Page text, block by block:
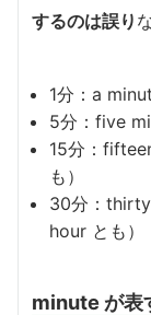
するのは誤り
1分：a
5分：five
15分：
も）
30分：
hour とも）
minute が表